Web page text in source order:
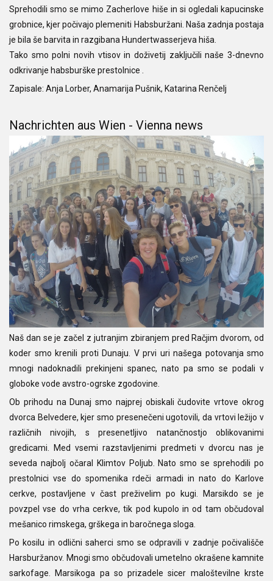
Sprehodili smo se mimo Zacherlove hiše in si ogledali kapucinske
grobnice, kjer počivajo plemeniti Habsburžani. Naša zadnja postaja
je bila še barvita in razgibana Hundertwasserjeva hiša.
Tako smo polni novih vtisov in doživetij zaključili naše 3-dnevno
odkrivanje habsburške prestolnice .
Zapisale: Anja Lorber, Anamarija Pušnik, Katarina Renčelj
Nachrichten aus Wien - Vienna news
Naš dan se je začel z jutranjim zbiranjem pred Račjim dvorom, od
koder smo krenili proti Dunaju. V prvi uri našega potovanja smo
mnogi nadoknadili prekinjeni spanec, nato pa smo se podali v
globoke vode avstro-ogrske zgodovine.
Ob prihodu na Dunaj smo najprej obiskali čudovite vrtove okrog
dvorca Belvedere, kjer smo presenečeni ugotovili, da vrtovi ležijo v
različnih nivojih, s presenetljivo natančnostjo oblikovanimi
gredicami. Med vsemi razstavljenimi predmeti v dvorcu nas je
seveda najbolj očaral Klimtov Poljub. Nato smo se sprehodili po
prestolnici vse do spomenika rdeči armadi in nato do Karlove
cerkve, postavljene v čast preživelim po kugi. Marsikdo se je
povzpel vse do vrha cerkve, tik pod kupolo in od tam občudoval
mešanico rimskega, grškega in baročnega sloga.
Po kosilu in odlični saherci smo se odpravili v zadnje počivališče
Harsburžanov. Mnogi smo občudovali umetelno okrašene kamnite
sarkofage. Marsikoga pa so prizadele sicer maloštevilne krste